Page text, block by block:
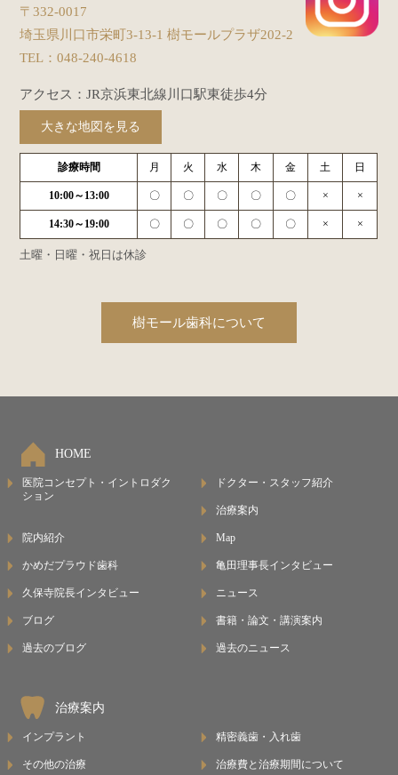
〒332-0017
埼玉県川口市栄町3-13-1 樹モールプラザ202-2
TEL：048-240-4618
アクセス：JR京浜東北線川口駅東徒歩4分
大きな地図を見る
診療時間 月 火 水 木 金 土 日
10:00～13:00 〇 〇 〇 〇 〇 × ×
14:30～19:00 〇 〇 〇 〇 〇 × ×
土曜・日曜・祝日は休診
樹モール歯科について
HOME
医院コンセプト・イントロダク
ション
ドクター・スタッフ紹介
治療案内
院内紹介 Map
かめだプラウド歯科 亀田理事長インタビュー
久保寺院長インタビュー ニュース
ブログ 書籍・論文・講演案内
過去のブログ 過去のニュース
治療案内
インプラント 精密義歯・入れ歯
その他の治療 治療費と治療期間について